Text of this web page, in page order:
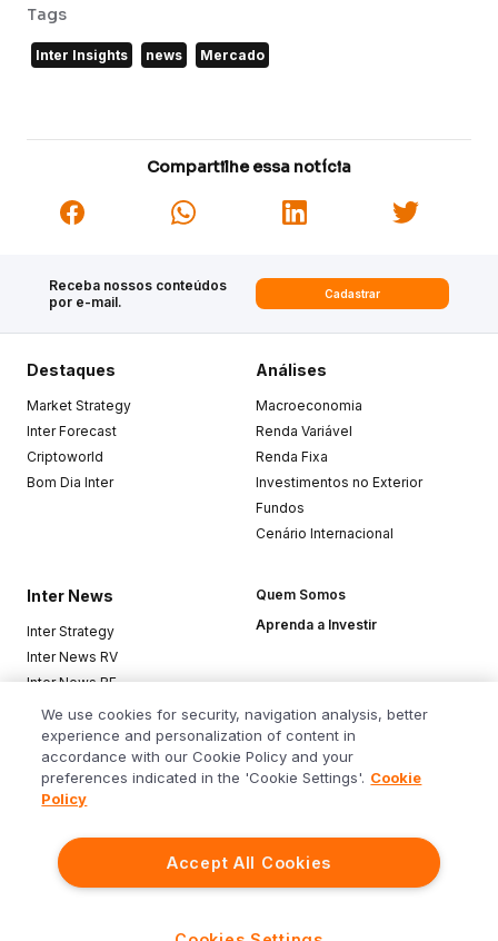
Tags
Inter Insights news Mercado
Compartilhe essa notícia
Receba nossos conteúdos
por e-mail.
Cadastrar
Siga o Inter
Destaques
Market Strategy
Inter Forecast
Criptoworld
Bom Dia Inter
Análises
Macroeconomia
Renda Variável
Renda Fixa
Investimentos no Exterior
Fundos
Cenário Internacional
Inter News
Inter Strategy
Inter News RV
Inter News RF
Top Funds
Quem Somos
Aprenda a Investir
Baixe o app
We use cookies for security, navigation analysis, better
experience and personalization of content in
accordance with our Cookie Policy and your
preferences indicated in the 'Cookie Settings'. Cookie
Policy
Accept All Cookies